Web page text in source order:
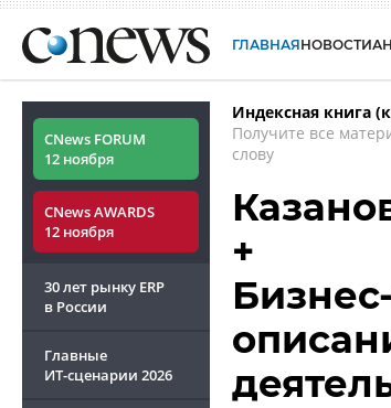
ГЛАВНАЯНОВОСТИ
CNews FORUM
12 ноября
CNews AWARDS
12 ноября
30 лет рынку ERP
в России
Главные
ИТ-сценарии 2026
Индексная книга
Получите все
слову
+